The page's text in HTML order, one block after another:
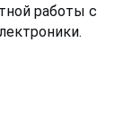
работы с